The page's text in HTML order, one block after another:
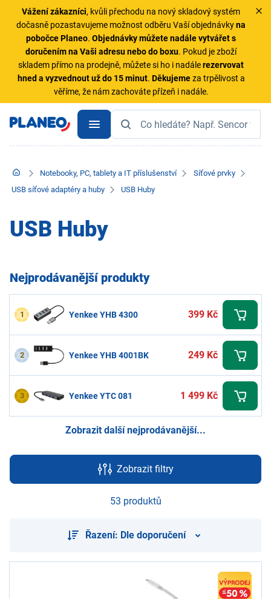
Vážení zákazníci, kvůli přechodu na nový skladový systém
dočasně pozastavujeme možnost odběru Vaší objednávkyna
pobočce Planeo.Objednávky můžete nadále vytvářet s
doručením na Vaši adresu nebo do boxu. Pokud je zboží
skladem přímo na prodejně, můžete si ho i nadálerezervovat
hned a vyzvednout už do 15 minut. Děkujemeza trpělivost a
věříme, že nám zachováte přízeň i nadále.
Notebooky, PC, tablety a IT příslušenství
Síťové prvky
USB síťové adaptéry a huby
USB Huby
USB Huby
Nejprodávanější produkty
1 Yenkee YHB 4300 399 Kč
2 Yenkee YHB 4001BK 249 Kč
3 Yenkee YTC 081 1 499 Kč
Zobrazit další nejprodávanější...
Zobrazit filtry
53 produktů
Řazení: Dle doporučení